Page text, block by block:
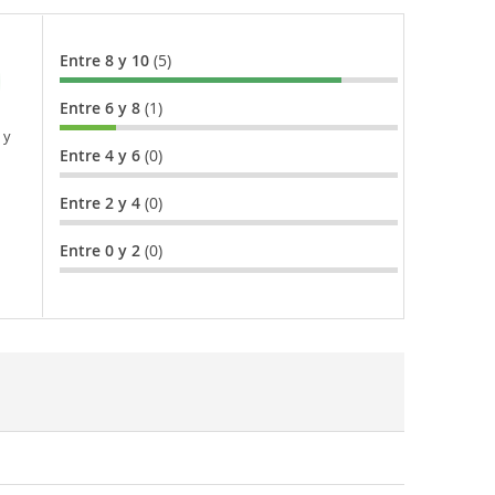
y
Entre 8 y 10 (5)
Entre 6 y 8 (1)
Entre 4 y 6 (0)
Entre 2 y 4 (0)
Entre 0 y 2 (0)